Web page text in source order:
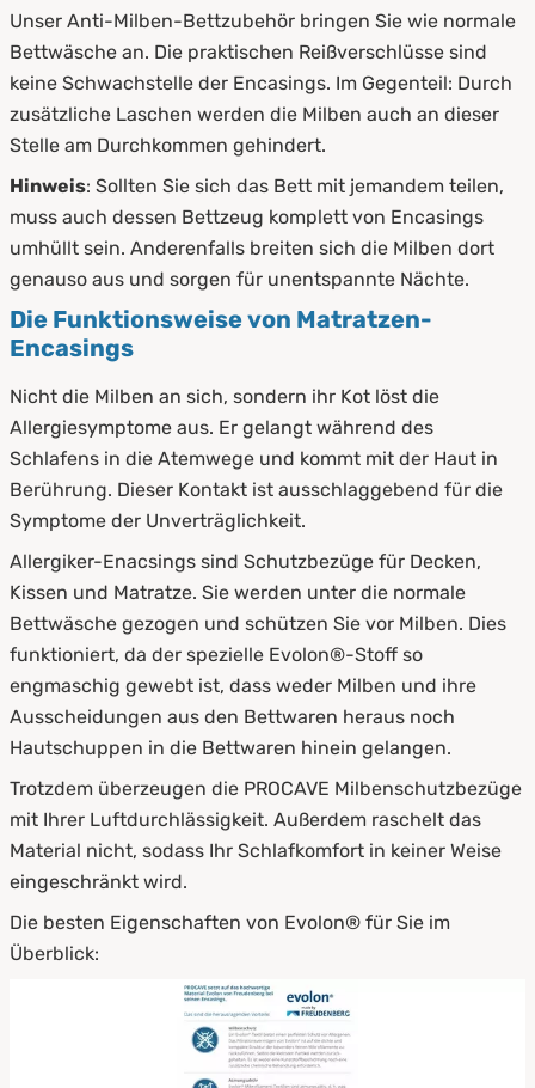
Unser Anti-Milben-Bettzubehör bringen Sie wie normale
Bettwäsche an. Die praktischen Reißverschlüsse sind
keine Schwachstelle der Encasings. Im Gegenteil: Durch
zusätzliche Laschen werden die Milben auch an dieser
Stelle am Durchkommen gehindert.
Hinweis: Sollten Sie sich das Bett mit jemandem teilen,
muss auch dessen Bettzeug komplett von Encasings
umhüllt sein. Anderenfalls breiten sich die Milben dort
genauso aus und sorgen für unentspannte Nächte.
Die Funktionsweise von Matratzen-
Encasings
Nicht die Milben an sich, sondern ihr Kot löst die
Allergiesymptome aus. Er gelangt während des
Schlafens in die Atemwege und kommt mit der Haut in
Berührung. Dieser Kontakt ist ausschlaggebend für die
Symptome der Unverträglichkeit.
Allergiker-Enacsings sind Schutzbezüge für Decken,
Kissen und Matratze. Sie werden unter die normale
Bettwäsche gezogen und schützen Sie vor Milben. Dies
funktioniert, da der spezielle Evolon®-Stoff so
engmaschig gewebt ist, dass weder Milben und ihre
Ausscheidungen aus den Bettwaren heraus noch
Hautschuppen in die Bettwaren hinein gelangen.
Trotzdem überzeugen die PROCAVE Milbenschutzbezüge
mit Ihrer Luftdurchlässigkeit. Außerdem raschelt das
Material nicht, sodass Ihr Schlafkomfort in keiner Weise
eingeschränkt wird.
Die besten Eigenschaften von Evolon® für Sie im
Überblick: